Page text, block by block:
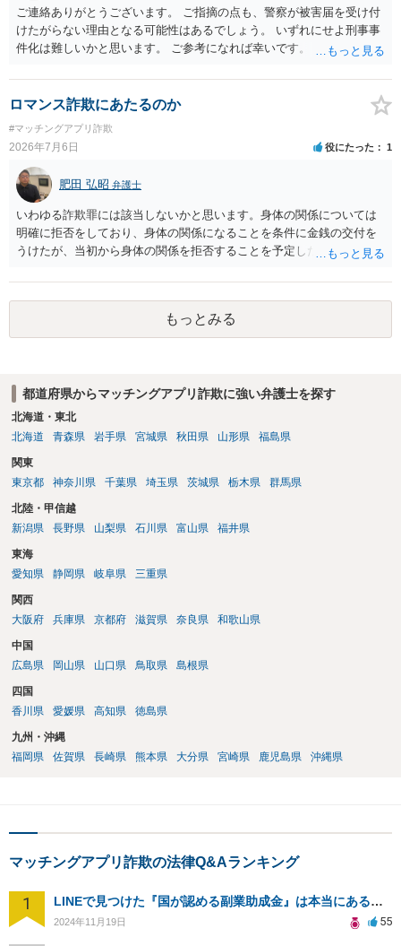
返金交渉で有利になる可能性がありますが、民事上の詐欺の立証以上
に難しいところがあります。 こちらについては、一度、最寄りの警察
署に被害相談をするようにしてください。 具体的な見通しに関して
良いかと思います。
ご連絡ありがとうございます。 ご指摘の点も、警察が被害届を受け付
けたがらない理由となる可能性はあるでしょう。 いずれにせよ刑事事
件化は難しいかと思います。 ご参考になれば幸いです。
ロマンス詐欺にあたるのか
#マッチングアプリ詐欺
2026年7月6日 役にたった 1
肥田 弘昭 弁護士
いわゆる詐欺罪には該当しないかと思います。身体の関係については
明確に拒否をしており、身体の関係になることを条件に金銭の交付を
うけたが、当初から身体の関係を拒否することを予定した等相手を錯
欲しいこと身体の関係は拒否と嘘偽りなく相手に伝えた上で相手もそ
れを前提に金銭交付していますので、ロマンス詐欺には該当しないか
と思います。ご参考にしてください。
もっとみる
都道府県からマッチングアプリ詐欺に強い弁護士を探す
北海道・東北
北海道
青森県 岩手県 宮城県 秋田県 山形県 福島県
関東
東京都
神奈川県 千葉県 埼玉県 茨城県 栃木県 群馬県
北陸・甲信越
新潟県
長野県 山梨県 石川県 富山県 福井県
東海
愛知県
静岡県 岐阜県 三重県
関西
大阪府
兵庫県 京都府 滋賀県 奈良県 和歌山県
中国
広島県
岡山県 山口県 鳥取県 島根県
四国
香川県
愛媛県 高知県 徳島県
九州・沖縄
福岡県
佐賀県 長崎県 熊本県 大分県 宮崎県 鹿児島県 沖縄県
マッチングアプリ詐欺の法律Q&Aランキング
1 LINEで見つけた『国が認める副業助成金』は本当にあるのですか？今それで訴えられそうでどうすれば？
2024年11月19日 55